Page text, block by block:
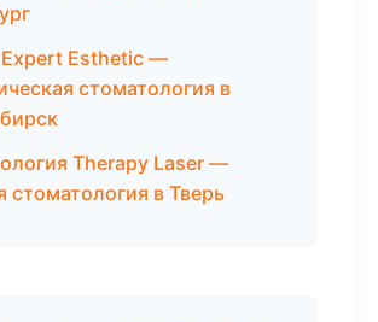
Esthetic —
стоматология в
Therapy Laser —
стоматология в Тверь